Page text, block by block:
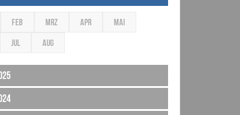
FEB MRZ APR MAI
JUL AUG